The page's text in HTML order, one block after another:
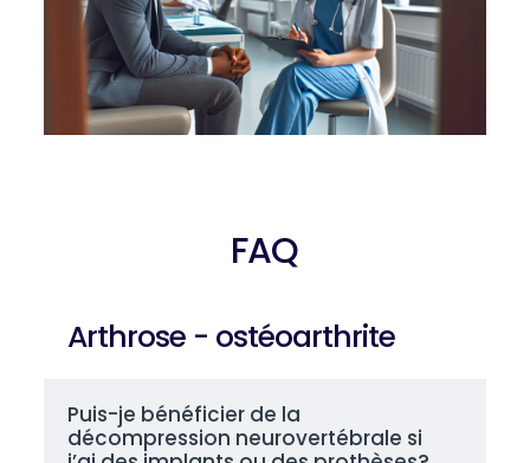
FAQ
Arthrose - ostéoarthrite
Puis-je bénéficier de la
décompression neurovertébrale si